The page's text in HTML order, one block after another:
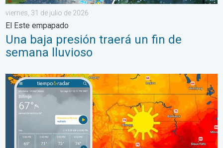
viernes, 31 de julio de 2026
El Este empapado
Una baja presión traerá un fin de
semana lluvioso
Regresa el fresco al norte de las Montañas Rocosas. Un